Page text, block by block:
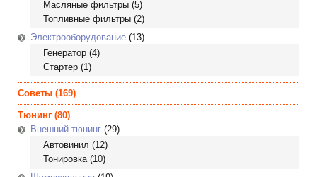
Масляные фильтры (5)
Топливные фильтры (2)
Электрооборудование (13)
Генератор (4)
Стартер (1)
Советы (169)
Тюнинг (80)
Внешний тюнинг (29)
Автовинил (12)
Тонировка(10)